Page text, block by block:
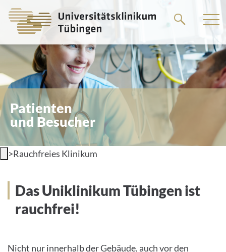
Springe
zum
Patienten
und Besucher
>Rauchfreies Klinikum
Das Uniklinikum Tübingen ist
rauchfrei!
Nicht nur innerhalb der Gebäude, auch vor den